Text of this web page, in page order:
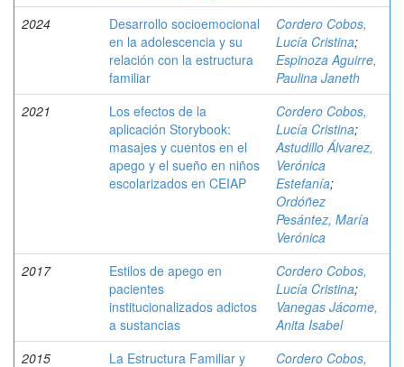
2024
Desarrollo socioemocional
en la adolescencia y su
relación con la estructura
familiar
Cordero Cobos,
Lucía Cristina;
Espinoza Aguirre,
Paulina Janeth
2021
Los efectos de la
aplicación Storybook:
masajes y cuentos en el
apego y el sueño en niños
escolarizados en CEIAP
Cordero Cobos,
Lucía Cristina;
Astudillo Álvarez,
Verónica
Estefanía;
Ordóñez
Pesántez, María
Verónica
2017
Estilos de apego en
pacientes
institucionalizados adictos
a sustancias
Cordero Cobos,
Lucía Cristina;
Vanegas Jácome,
Anita Isabel
2015
La Estructura Familiar y
Cordero Cobos,